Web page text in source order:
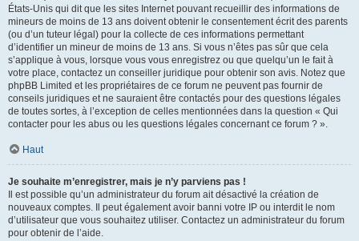
États-Unis qui dit que les sites Internet pouvant recueillir des informations de
mineurs de moins de 13 ans doivent obtenir le consentement écrit des parents
(ou d’un tuteur légal) pour la collecte de ces informations permettant
d’identifier un mineur de moins de 13 ans. Si vous n’êtes pas sûr que cela
s’applique à vous, lorsque vous vous enregistrez ou que quelqu’un le fait à
votre place, contactez un conseiller juridique pour obtenir son avis. Notez que
phpBB Limited et les propriétaires de ce forum ne peuvent pas fournir de
conseils juridiques et ne sauraient être contactés pour des questions légales
de toutes sortes, à l’exception de celles mentionnées dans la question « Qui
contacter pour les abus ou les questions légales concernant ce forum ? ».
Haut
Je souhaite m’enregistrer, mais je n’y parviens pas !
Il est possible qu’un administrateur du forum ait désactivé la création de
nouveaux comptes. Il peut également avoir banni votre IP ou interdit le nom
d’utilisateur que vous souhaitez utiliser. Contactez un administrateur du forum
pour obtenir de l’aide.